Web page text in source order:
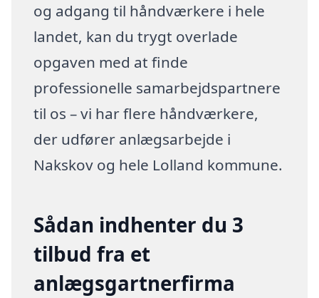
og adgang til håndværkere i hele
landet, kan du trygt overlade
opgaven med at finde
professionelle samarbejdspartnere
til os – vi har flere håndværkere,
der udfører anlægsarbejde i
Nakskov og hele Lolland kommune.
Sådan indhenter du 3
tilbud fra et
anlægsgartnerfirma